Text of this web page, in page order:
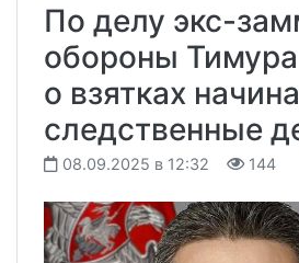
По делу экс-
обороны
о взятках
следственные
08.09.2025 в 12:32 144